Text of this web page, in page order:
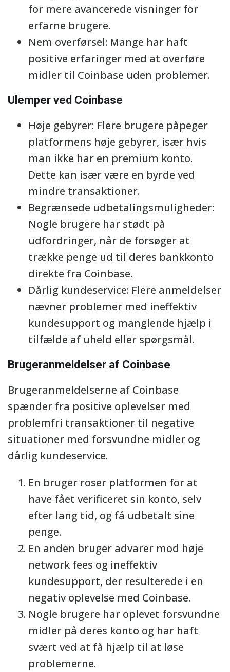
for mere avancerede visninger for
erfarne brugere.
Nem overførsel: Mange har haft
positive erfaringer med at overføre
midler til Coinbase uden problemer.
Ulemper ved Coinbase
Høje gebyrer: Flere brugere påpeger
platformens høje gebyrer, især hvis
man ikke har en premium konto.
Dette kan især være en byrde ved
mindre transaktioner.
Begrænsede udbetalingsmuligheder:
Nogle brugere har stødt på
udfordringer, når de forsøger at
trække penge ud til deres bankkonto
direkte fra Coinbase.
Dårlig kundeservice: Flere anmeldelser
nævner problemer med ineffektiv
kundesupport og manglende hjælp i
tilfælde af uheld eller spørgsmål.
Brugeranmeldelser af Coinbase
Brugeranmeldelserne af Coinbase
spænder fra positive oplevelser med
problemfri transaktioner til negative
situationer med forsvundne midler og
dårlig kundeservice.
En bruger roser platformen for at
have fået verificeret sin konto, selv
efter lang tid, og få udbetalt sine
penge.
En anden bruger advarer mod høje
network fees og ineffektiv
kundesupport, der resulterede i en
negativ oplevelse med Coinbase.
Nogle brugere har oplevet forsvundne
midler på deres konto og har haft
svært ved at få hjælp til at løse
problemerne.